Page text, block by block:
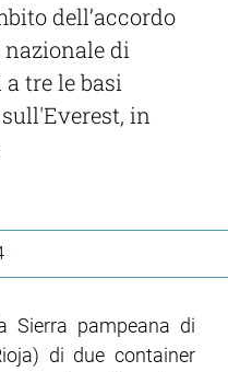
dell’accordo
nazionale di
tre le basi
in
Sierra pampeana di
di due container